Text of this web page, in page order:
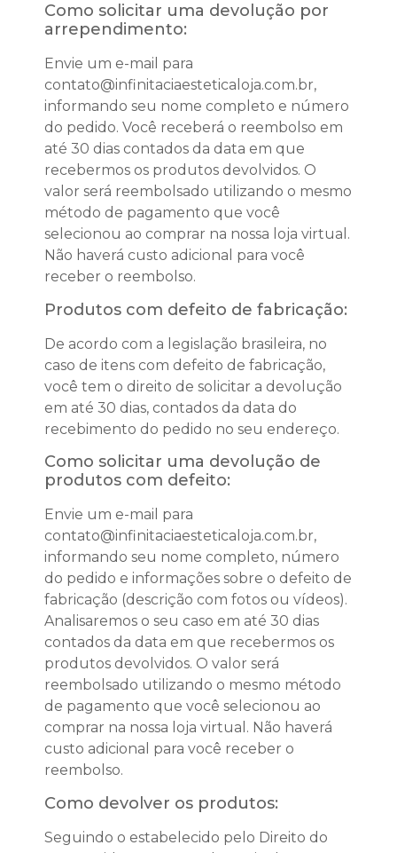
Como solicitar uma devolução por
arrependimento:
Envie um e-mail para
contato@infinitaciaesteticaloja.com.br,
informando seu nome completo e número
do pedido. Você receberá o reembolso em
até 30 dias contados da data em que
recebermos os produtos devolvidos. O
valor será reembolsado utilizando o mesmo
método de pagamento que você
selecionou ao comprar na nossa loja virtual.
Não haverá custo adicional para você
receber o reembolso.
Produtos com defeito de fabricação:
De acordo com a legislação brasileira, no
caso de itens com defeito de fabricação,
você tem o direito de solicitar a devolução
em até 30 dias, contados da data do
recebimento do pedido no seu endereço.
Como solicitar uma devolução de
produtos com defeito:
Envie um e-mail para
contato@infinitaciaesteticaloja.com.br,
informando seu nome completo, número
do pedido e informações sobre o defeito de
fabricação (descrição com fotos ou vídeos).
Analisaremos o seu caso em até 30 dias
contados da data em que recebermos os
produtos devolvidos. O valor será
reembolsado utilizando o mesmo método
de pagamento que você selecionou ao
comprar na nossa loja virtual. Não haverá
custo adicional para você receber o
reembolso.
Como devolver os produtos:
Seguindo o estabelecido pelo Direito do